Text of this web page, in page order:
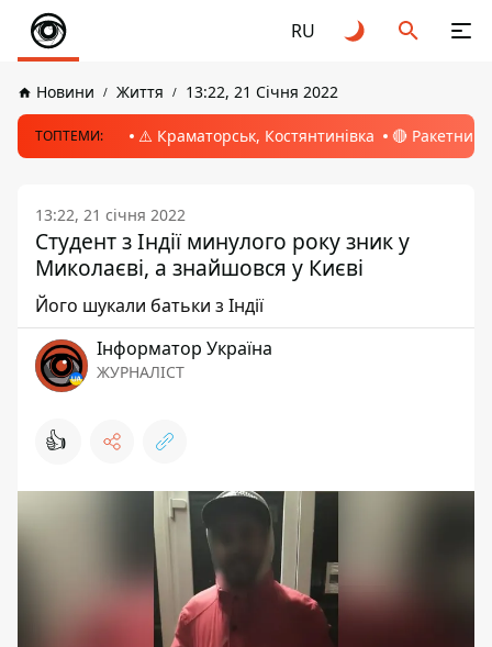
RU
Новини Життя 13:22, 21 Січня 2022
ТОПТЕМИ: ⚠️ Краматорськ, Костянтинівка 🔴 Ракетний
13:22, 21 січня 2022
Студент з Індії минулого року зник у
Миколаєві, а знайшовся у Києві
Його шукали батьки з Індії
Інформатор Україна
ЖУРНАЛІСТ
👍